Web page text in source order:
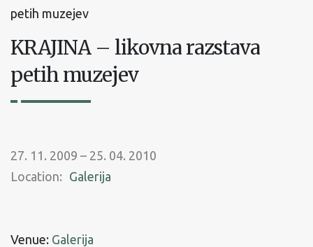
petih muzejev
KRAJINA – likovna razstava
petih muzejev
27. 11. 2009 – 25. 04. 2010
Location: Galerija
Venue: Galerija